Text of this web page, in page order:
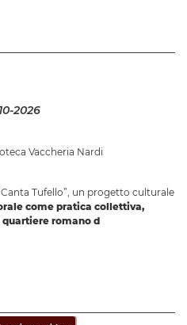
2026
Vaccheria Nardi
Tufello”, un progetto culturale
come pratica collettiva,
romano d